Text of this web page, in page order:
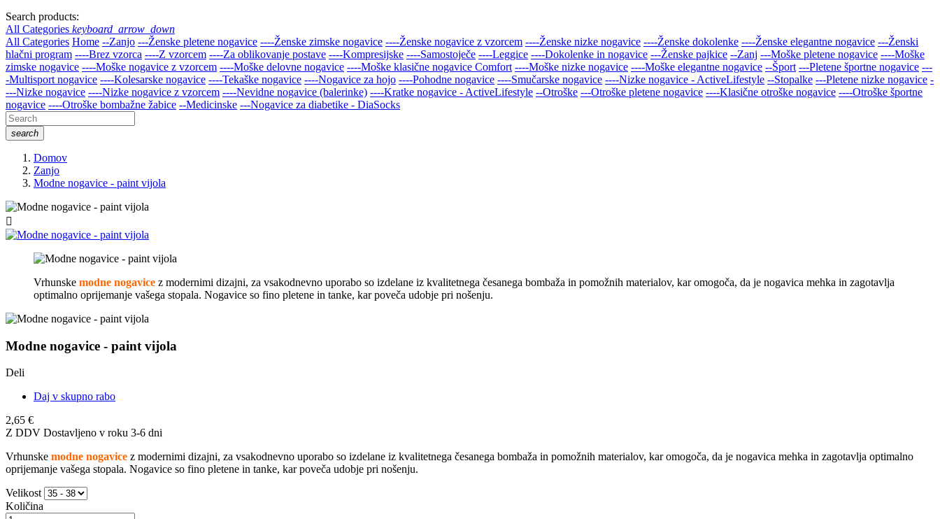
Search products:
All Categories keyboard_arrow_down
All Categories Home --Zanjo ---Ženske pletene nogavice ----Ženske zimske nogavice ----Ženske nogavice z vzorcem ----Ženske nizke nogavice ----Ženske dokolenke ----Ženske elegantne nogavice ---Ženski
hlačni program ----Brez vzorca ----Z vzorcem ----Za oblikovanje postave ----Kompresijske ----Samostoječe ----Leggice ----Dokolenke in nogavice ---Ženske pajkice --Zanj ---Moške pletene nogavice ----Moške
zimske nogavice ----Moške nogavice z vzorcem ----Moške delovne nogavice ----Moške klasične nogavice Comfort ----Moške nizke nogavice ----Moške elegantne nogavice --Šport ---Pletene športne nogavice ---
-Multisport nogavice ----Kolesarske nogavice ----Tekaške nogavice ----Nogavice za hojo ----Pohodne nogavice ----Smučarske nogavice ----Nizke nogavice - ActiveLifestyle --Stopalke ---Pletene nizke nogavice -
---Nizke nogavice ----Nizke nogavice z vzorcem ----Nevidne nogavice (balerinke) ----Kratke nogavice - ActiveLifestyle --Otroške ---Otroške pletene nogavice ----Klasične otroške nogavice ----Otroške športne
nogavice ----Otroške bombažne žabice --Medicinske ---Nogavice za diabetike - DiaSocks
search
Domov
Zanjo
Modne nogavice - paint vijola

Vrhunske modne nogavice z modernimi dizajni, za vsakodnevno uporabo so izdelane iz kvalitetnega česanega bombaža in pomožnih materialov, kar omogoča, da je nogavica mehka in zagotavlja
optimalno oprijemanje vašega stopala. Nogavice so fino pletene in tanke, kar poveča udobje pri nošenju.
Modne nogavice - paint vijola
Deli
Daj v skupno rabo
2,65 €
Z DDV Dostavljeno v roku 3-6 dni
Vrhunske modne nogavice z modernimi dizajni, za vsakodnevno uporabo so izdelane iz kvalitetnega česanega bombaža in pomožnih materialov, kar omogoča, da je nogavica mehka in zagotavlja optimalno
oprijemanje vašega stopala. Nogavice so fino pletene in tanke, kar poveča udobje pri nošenju.
Velikost
Količina